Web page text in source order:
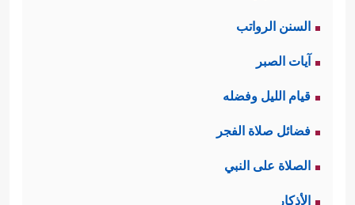
السنن الرواتب
آيات الصبر
قيام الليل وفضله
فضائل صلاة الفجر
الصلاة على النبي
الأذكار